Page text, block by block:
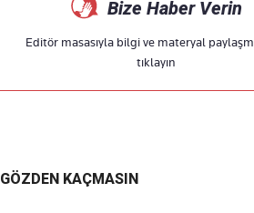
Bize Haber Verin
Editör masasıyla bilgi ve materyal
tıklayın
GÖZDEN KAÇMASIN